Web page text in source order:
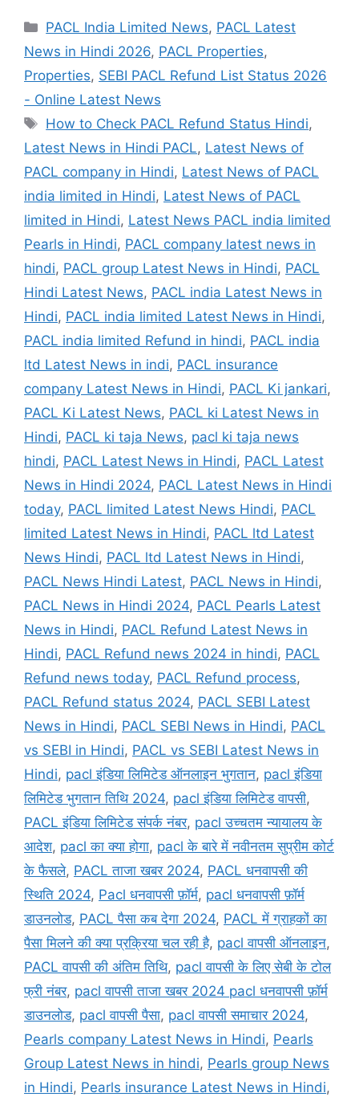
Categories
PACL India Limited News, PACL Latest
News in Hindi 2026, PACL Properties,
Properties, SEBI PACL Refund List Status 2026
- Online Latest News
Tags
How to Check PACL Refund Status Hindi,
Latest News in Hindi PACL, Latest News of
PACL company in Hindi, Latest News of PACL
india limited in Hindi, Latest News of PACL
limited in Hindi, Latest News PACL india limited
Pearls in Hindi, PACL company latest news in
hindi, PACL group Latest News in Hindi, PACL
Hindi Latest News, PACL india Latest News in
Hindi, PACL india limited Latest News in Hindi,
PACL india limited Refund in hindi, PACL india
ltd Latest News in indi, PACL insurance
company Latest News in Hindi, PACL Ki jankari,
PACL Ki Latest News, PACL ki Latest News in
Hindi, PACL ki taja News, pacl ki taja news
hindi, PACL Latest News in Hindi, PACL Latest
News in Hindi 2024, PACL Latest News in Hindi
today, PACL limited Latest News Hindi, PACL
limited Latest News in Hindi, PACL ltd Latest
News Hindi, PACL ltd Latest News in Hindi,
PACL News Hindi Latest, PACL News in Hindi,
PACL News in Hindi 2024, PACL Pearls Latest
News in Hindi, PACL Refund Latest News in
Hindi, PACL Refund news 2024 in hindi, PACL
Refund news today, PACL Refund process,
PACL Refund status 2024, PACL SEBI Latest
News in Hindi, PACL SEBI News in Hindi, PACL
vs SEBI in Hindi, PACL vs SEBI Latest News in
Hindi, pacl इंडिया लिमिटेड ऑनलाइन भुगतान, pacl इंडिया
लिमिटेड भुगतान तिथि 2024, pacl इंडिया लिमिटेड वापसी,
PACL इंडिया लिमिटेड संपर्क नंबर, pacl उच्चतम न्यायालय के
आदेश, pacl का क्या होगा, pacl के बारे में नवीनतम सुप्रीम कोर्ट
के फैसले, PACL ताजा खबर 2024, PACL धनवापसी की
स्थिति 2024, Pacl धनवापसी फ़ॉर्म, pacl धनवापसी फ़ॉर्म
डाउनलोड, PACL पैसा कब देगा 2024, PACL में ग्राहकों का
पैसा मिलने की क्या प्रक्रिया चल रही है, pacl वापसी ऑनलाइन,
PACL वापसी की अंतिम तिथि, pacl वापसी के लिए सेबी के टोल
फ्री नंबर, pacl वापसी ताजा खबर 2024 pacl धनवापसी फ़ॉर्म
डाउनलोड, pacl वापसी पैसा, pacl वापसी समाचार 2024,
Pearls company Latest News in Hindi, Pearls
Group Latest News in hindi, Pearls group News
in Hindi, Pearls insurance Latest News in Hindi,